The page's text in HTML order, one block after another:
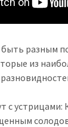
разным
из
с устрицами: